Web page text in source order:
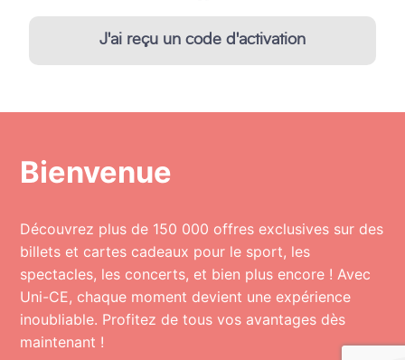
J'ai reçu un code d'activation
Bienvenue
Découvrez plus de 150 000 offres exclusives sur des
billets et cartes cadeaux pour le sport, les
spectacles, les concerts, et bien plus encore ! Avec
Uni-CE, chaque moment devient une expérience
inoubliable. Profitez de tous vos avantages dès
maintenant !